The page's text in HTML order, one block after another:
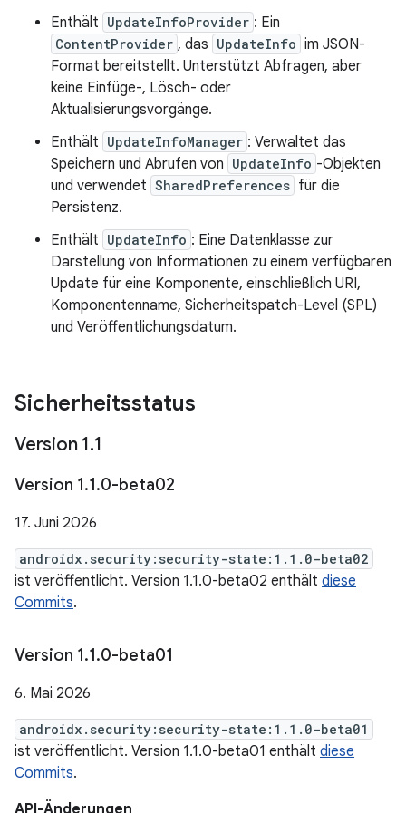
Enthält UpdateInfoProvider : Ein
ContentProvider , das UpdateInfo im JSON-
Format bereitstellt. Unterstützt Abfragen, aber
keine Einfüge-, Lösch- oder
Aktualisierungsvorgänge.
Enthält UpdateInfoManager : Verwaltet das
Speichern und Abrufen von UpdateInfo -Objekten
und verwendet SharedPreferences für die
Persistenz.
Enthält UpdateInfo : Eine Datenklasse zur
Darstellung von Informationen zu einem verfügbaren
Update für eine Komponente, einschließlich URI,
Komponentenname, Sicherheitspatch-Level (SPL)
und Veröffentlichungsdatum.
Sicherheitsstatus
Version 1.1
Version 1.1.0-beta02
17. Juni 2026
androidx.security:security-state:1.1.0-beta02
ist veröffentlicht. Version 1.1.0-beta02 enthält diese
Commits.
Version 1.1.0-beta01
6. Mai 2026
androidx.security:security-state:1.1.0-beta01
ist veröffentlicht. Version 1.1.0-beta01 enthält diese
Commits.
API-Änderungen